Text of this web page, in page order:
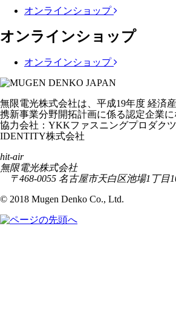
オンラインショップ
オンラインショップ
オンラインショップ
無限電光株式会社は、平成19年度 経済
携新事業分野開拓計画に係る認定企業に
協力会社：YKKファスニングプロダクツ
IDENTITY株式会社
hit-air
無限電光株式会社
〒468-0055 名古屋市天白区池場1丁目
© 2018 Mugen Denko Co., Ltd.